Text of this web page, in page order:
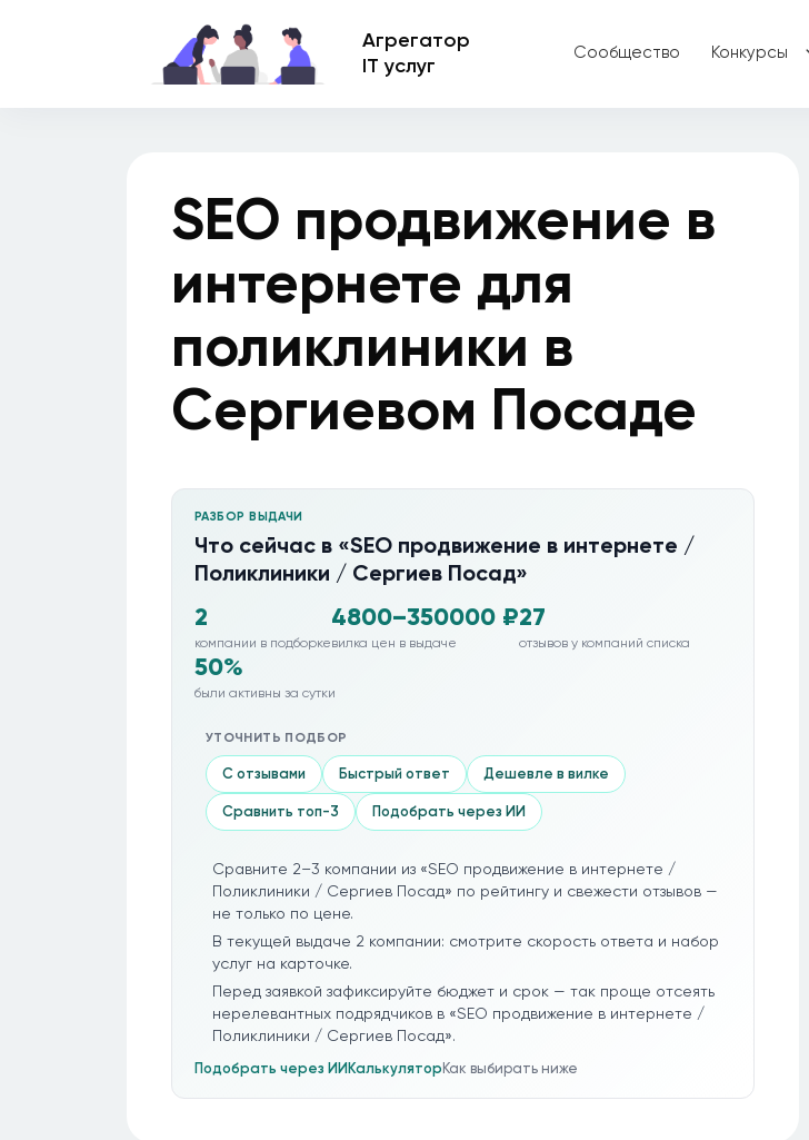
Агрегатор
IT услуг
Сообщество Конкурсы
SEO продвижение в
интернете для
поликлиники в
Сергиевом Посаде
РАЗБОР ВЫДАЧИ
Что сейчас в «SEO продвижение в интернете /
Поликлиники / Сергиев Посад»
2
компании в подборке
4800–350000 ₽
вилка цен в выдаче
27
отзывов у компаний списка
50%
были активны за сутки
УТОЧНИТЬ ПОДБОР
С отзывами Быстрый ответ Дешевле в вилке
Сравнить топ-3 Подобрать через ИИ
Сравните 2–3 компании из «SEO продвижение в интернете /
Поликлиники / Сергиев Посад» по рейтингу и свежести отзывов —
не только по цене.
В текущей выдаче 2 компании: смотрите скорость ответа и набор
услуг на карточке.
Перед заявкой зафиксируйте бюджет и срок — так проще отсеять
нерелевантных подрядчиков в «SEO продвижение в интернете /
Поликлиники / Сергиев Посад».
Подобрать через ИИКалькуляторКак выбирать ниже